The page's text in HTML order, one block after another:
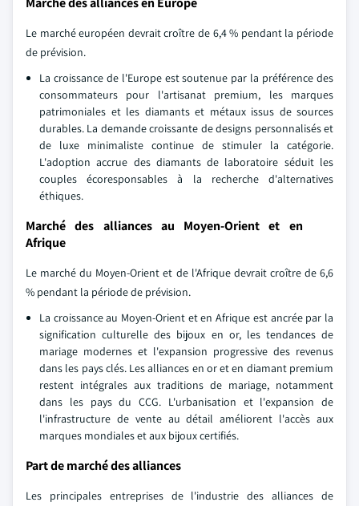
Le marché européen devrait croître de 6,4 % pendant la période
de prévision.
La croissance de l'Europe est soutenue par la préférence des
consommateurs pour l'artisanat premium, les marques
patrimoniales et les diamants et métaux issus de sources
durables. La demande croissante de designs personnalisés et
de luxe minimaliste continue de stimuler la catégorie.
L'adoption accrue des diamants de laboratoire séduit les
couples écoresponsables à la recherche d'alternatives
éthiques.
Marché des alliances au Moyen-Orient et en
Afrique
Le marché du Moyen-Orient et de l'Afrique devrait croître de 6,6
% pendant la période de prévision.
La croissance au Moyen-Orient et en Afrique est ancrée par la
signification culturelle des bijoux en or, les tendances de
mariage modernes et l'expansion progressive des revenus
dans les pays clés. Les alliances en or et en diamant premium
restent intégrales aux traditions de mariage, notamment
dans les pays du CCG. L'urbanisation et l'expansion de
l'infrastructure de vente au détail améliorent l'accès aux
marques mondiales et aux bijoux certifiés.
Part de marché des alliances
Les principales entreprises de l'industrie des alliances de